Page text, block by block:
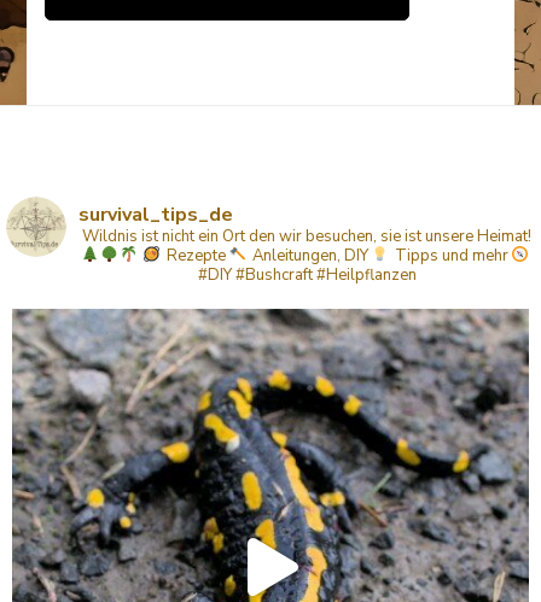
survival_tips_de
Wildnis ist nicht ein Ort den wir besuchen, sie ist unsere Heimat!
Rezepte
Anleitungen, DIY Tipps und mehr
#DIY #Bushcraft #Heilpflanzen